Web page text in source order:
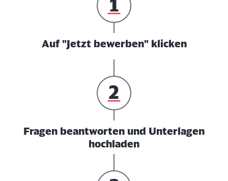
Auf "Jetzt bewerben" klicken
Fragen beantworten und Unterlagen
hochladen